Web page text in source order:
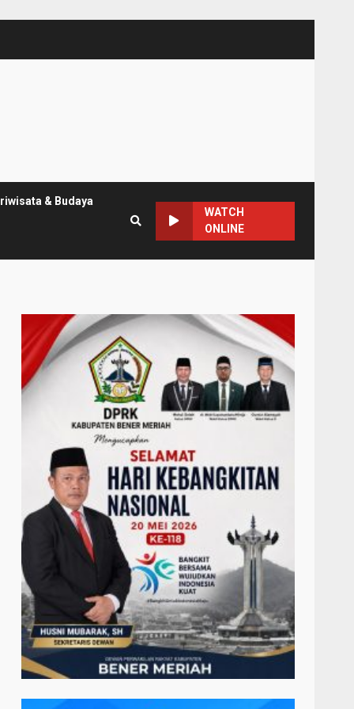
& Budaya
WATCH
ONLINE